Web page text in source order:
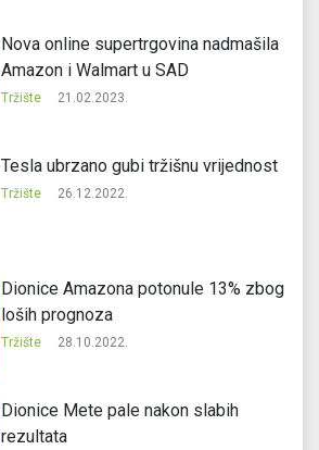
Nova online supertrgovina nadmašila
Amazon i Walmart u SAD
Tržište 21.02.2023.
Tesla ubrzano gubi tržišnu vrijednost
Tržište 26.12.2022.
Dionice Amazona potonule 13% zbog
loših prognoza
Tržište 28.10.2022.
Dionice Mete pale nakon slabih
rezultata